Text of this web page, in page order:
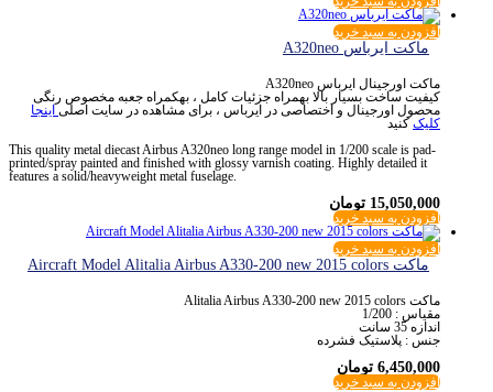
افزودن به سبد خرید
ماکت ایرباس A320neo
ماکت اورجینال ایرباس A320neo
کیفیت ساخت بسیار بالا بهمراه جزئیات کامل ، بهکمراه جعبه مخصوص رنگی
محصول اورجینال و اختصاصی در ایرباس ، برای مشاهده در سایت اصلیاینجا
کلیککنید
This quality metal diecast Airbus A320neo long range model in 1/200 scale is pad-
printed/spray painted and finished with glossy varnish coating. Highly detailed it
features a solid/heavyweight metal fuselage.
15,050,000 تومان
افزودن به سبد خرید
افزودن به سبد خرید
ماکت Aircraft Model Alitalia Airbus A330-200 new 2015 colors
ماکت Alitalia Airbus A330-200 new 2015 colors
مقیاس : 1/200
اندازه 35 سانت
جنس : پلاستیک فشرده
6,450,000 تومان
افزودن به سبد خرید